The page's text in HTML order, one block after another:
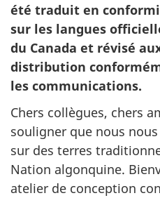
été traduit en
sur les langues
du Canada et révisé
distribution
les communications.
Chers collègues, chers
souligner que nous
sur des terres
Nation algonquine.
atelier de conception